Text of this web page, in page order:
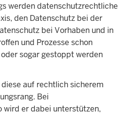
werden datenschutzrechtliche
den Datenschutz bei der
bei Vorhaben und in
und Prozesse schon
sogar gestoppt werden
auf rechtlich sicherem
Bei
wird er dabei unterstützen,